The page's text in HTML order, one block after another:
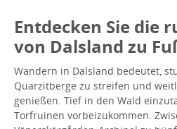
Entdecken Sie die
von Dalsland zu
Wandern in Dalsland bedeutet,
Quarzitberge zu streifen und
genießen. Tief in den Wald
Torfruinen vorbeizukommen.